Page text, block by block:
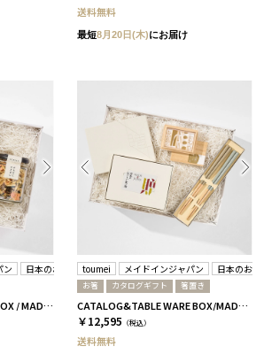
送料無料
最短8月20日(木)にお届け
ン 日本のおいしい食べ物
CATALOG&TABLE WARE BOX / MADE IN JAPAN / ズッペン キノコベース / 全4種 C MJ14＋逢
toumei メイドインジャパン 日本のお
お箸 カタログギフト 箸置き
CATALOG&TABLE WARE BOX/MADE IN JAPAN/浜色&雲色/ C MJ08＋蓮
￥12,595 （税込）
送料無料